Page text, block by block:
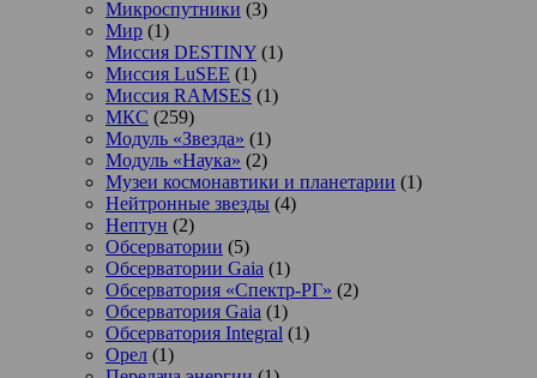
Микроспутники (3)
Мир (1)
Миссия DESTINY (1)
Миссия LuSEE (1)
Миссия RAMSES (1)
МКС (259)
Модуль «Звезда» (1)
Модуль «Наука» (2)
Музеи космонавтики и планетарии (1)
Нейтронные звезды (4)
Нептун (2)
Обсерватории (5)
Обсерватории Gaia (1)
Обсерватория «Спектр-РГ» (2)
Обсерватория Gaia (1)
Обсерватория Integral (1)
Орел (1)